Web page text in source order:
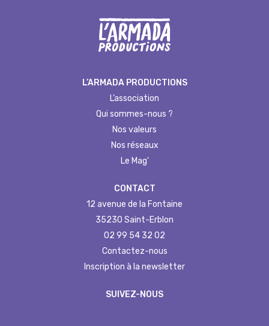
L’ARMADA PRODUCTIONS
L’association
Qui sommes-nous ?
Nos valeurs
Nos réseaux
Le Mag'
CONTACT
12 avenue de la Fontaine
35230 Saint-Erblon
02 99 54 32 02
Contactez-nous
Inscription à la newsletter
SUIVEZ-NOUS